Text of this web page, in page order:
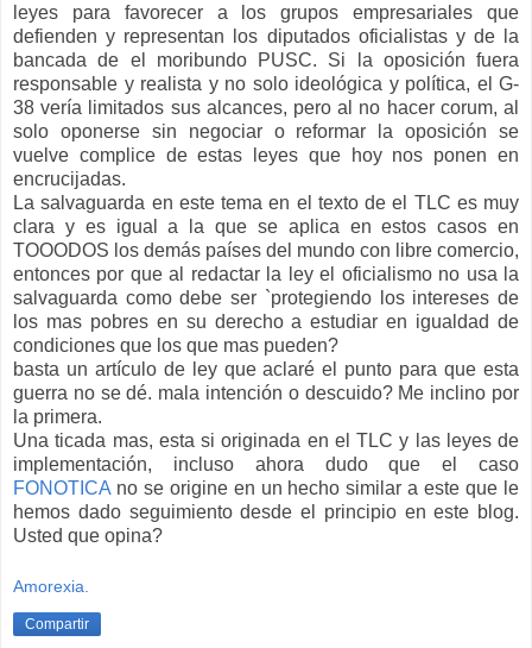
leyes para favorecer a los grupos empresariales que
defienden y representan los diputados oficialistas y de la
bancada de el moribundo PUSC. Si la oposición fuera
responsable y realista y no solo ideológica y política, el G-
38 vería limitados sus alcances, pero al no hacer corum, al
solo oponerse sin negociar o reformar la oposición se
vuelve complice de estas leyes que hoy nos ponen en
encrucijadas.
La salvaguarda en este tema en el texto de el TLC es muy
clara y es igual a la que se aplica en estos casos en
TOOODOS los demás países del mundo con libre comercio,
entonces por que al redactar la ley el oficialismo no usa la
salvaguarda como debe ser `protegiendo los intereses de
los mas pobres en su derecho a estudiar en igualdad de
condiciones que los que mas pueden?
basta un artículo de ley que aclaré el punto para que esta
guerra no se dé. mala intención o descuido? Me inclino por
la primera.
Una ticada mas, esta si originada en el TLC y las leyes de
implementación, incluso ahora dudo que el caso
FONOTICA no se origine en un hecho similar a este que le
hemos dado seguimiento desde el principio en este blog.
Usted que opina?
Amorexia.
Compartir